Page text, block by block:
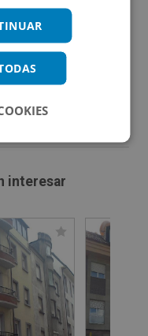
interesar